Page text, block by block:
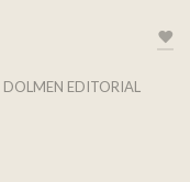
DOLMEN EDITORIAL